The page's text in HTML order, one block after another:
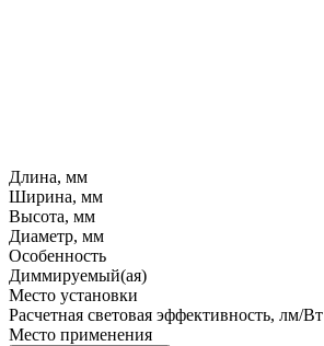
Длина, мм
Ширина, мм
Высота, мм
Диаметр, мм
Особенность
Диммируемый(ая)
Место установки
Расчетная световая эффективность, лм/Вт
Место применения